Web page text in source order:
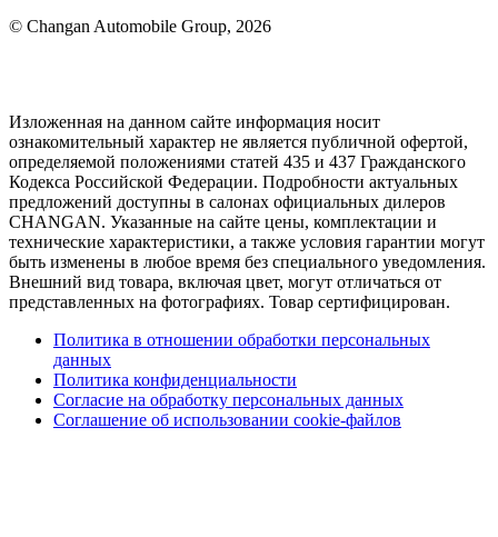
© Changan Automobile Group, 2026
Изложенная на данном сайте информация носит
ознакомительный характер не является публичной офертой,
определяемой положениями статей 435 и 437 Гражданского
Кодекса Российской Федерации. Подробности актуальных
предложений доступны в салонах официальных дилеров
CHANGAN. Указанные на сайте цены, комплектации и
технические характеристики, а также условия гарантии могут
быть изменены в любое время без специального уведомления.
Внешний вид товара, включая цвет, могут отличаться от
представленных на фотографиях. Товар сертифицирован.
Политика в отношении обработки персональных
данных
Политика конфиденциальности
Согласие на обработку персональных данных
Соглашение об использовании cookie-файлов